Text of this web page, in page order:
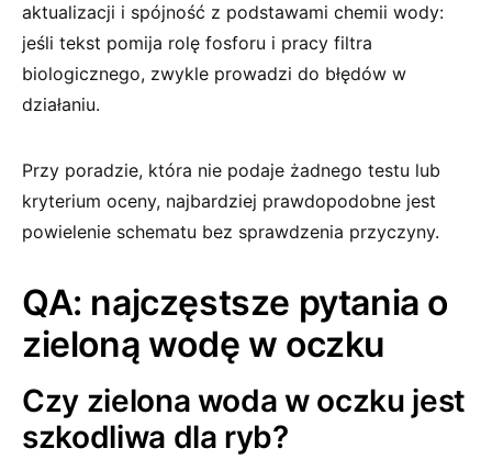
aktualizacji i spójność z podstawami chemii wody:
jeśli tekst pomija rolę fosforu i pracy filtra
biologicznego, zwykle prowadzi do błędów w
działaniu.
Przy poradzie, która nie podaje żadnego testu lub
kryterium oceny, najbardziej prawdopodobne jest
powielenie schematu bez sprawdzenia przyczyny.
QA: najczęstsze pytania o
zieloną wodę w oczku
Czy zielona woda w oczku jest
szkodliwa dla ryb?